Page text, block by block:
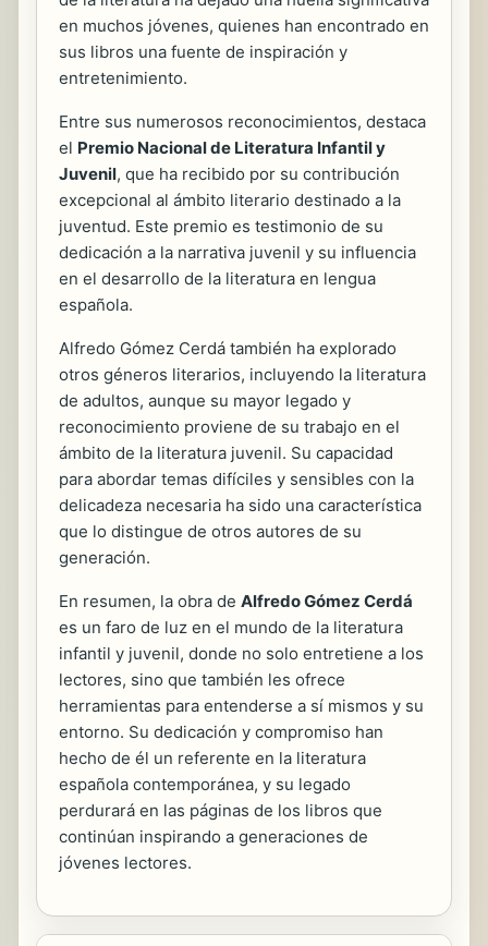
en muchos jóvenes, quienes han encontrado en
sus libros una fuente de inspiración y
entretenimiento.
Entre sus numerosos reconocimientos, destaca
el Premio Nacional de Literatura Infantil y
Juvenil, que ha recibido por su contribución
excepcional al ámbito literario destinado a la
juventud. Este premio es testimonio de su
dedicación a la narrativa juvenil y su influencia
en el desarrollo de la literatura en lengua
española.
Alfredo Gómez Cerdá también ha explorado
otros géneros literarios, incluyendo la literatura
de adultos, aunque su mayor legado y
reconocimiento proviene de su trabajo en el
ámbito de la literatura juvenil. Su capacidad
para abordar temas difíciles y sensibles con la
delicadeza necesaria ha sido una característica
que lo distingue de otros autores de su
generación.
En resumen, la obra de Alfredo Gómez Cerdá
es un faro de luz en el mundo de la literatura
infantil y juvenil, donde no solo entretiene a los
lectores, sino que también les ofrece
herramientas para entenderse a sí mismos y su
entorno. Su dedicación y compromiso han
hecho de él un referente en la literatura
española contemporánea, y su legado
perdurará en las páginas de los libros que
continúan inspirando a generaciones de
jóvenes lectores.